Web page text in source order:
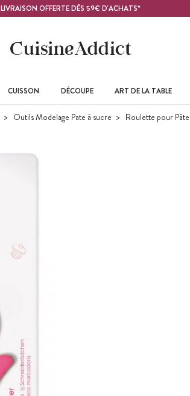
LIVRAISON OFFERTE DÈS 59€ D'ACHATS*
CUISSON DÉCOUPE ART DE LA TABLE
Outils Modelage Pate à sucre Roulette pour